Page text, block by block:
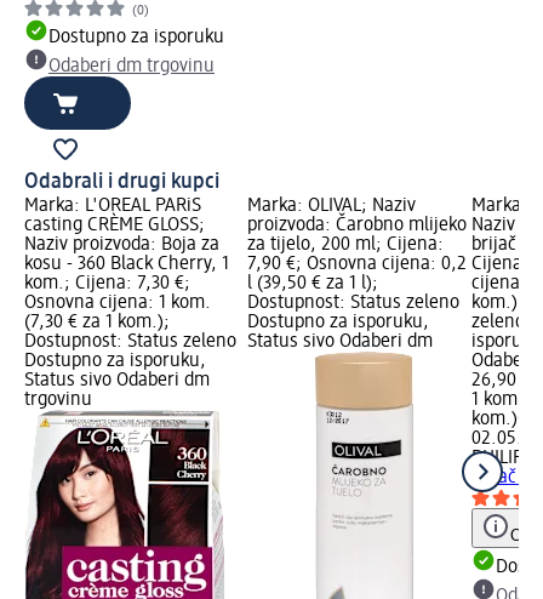
(0)
Dostupno za isporuku
Odaberi dm trgovinu
Odabrali i drugi kupci
Marka: L'ORÉAL PARiS
casting CRÈME GLOSS;
Naziv proizvoda: Boja za
kosu - 360 Black Cherry, 1
kom.; Cijena: 7,30 €;
Osnovna cijena: 1 kom.
(7,30 € za 1 kom.);
Dostupnost: Status zeleno
Dostupno za isporuku,
Status sivo Odaberi dm
trgovinu
Marka: OLIVAL; Naziv
proizvoda: Čarobno mlijeko
za tijelo, 200 ml; Cijena:
7,90 €; Osnovna cijena: 0,2
l (39,50 € za 1 l);
Dostupnost: Status zeleno
Dostupno za isporuku,
Status sivo Odaberi dm
Marka:
Naziv
brijač
Cijena:
cijena: 1
kom.);
zeleno
Odaberi
26,90 €
1 kom.
kom.)
PHILIPS
brijač